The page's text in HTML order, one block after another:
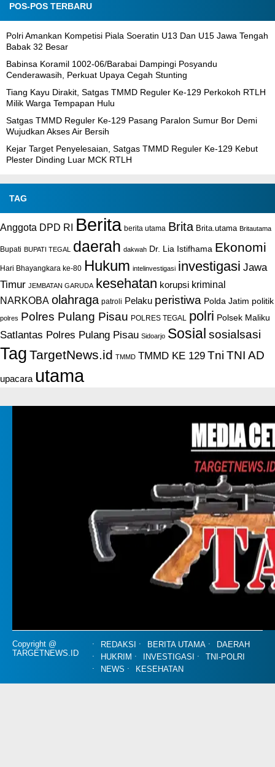
POS-POS TERBARU
Polri Amankan Kompetisi Piala Soeratin U13 Dan U15 Jawa Tengah
Babak 32 Besar
Babinsa Koramil 1002-06/Barabai Dampingi Posyandu
Cenderawasih, Perkuat Upaya Cegah Stunting
Tiang Kayu Dirakit, Satgas TMMD Reguler Ke-129 Perkokoh RTLH
Milik Warga Tempapan Hulu
Satgas TMMD Reguler Ke-129 Pasang Paralon Sumur Bor Demi
Wujudkan Akses Air Bersih
Kejar Target Penyelesaian, Satgas TMMD Reguler Ke-129 Kebut
Plester Dinding Luar MCK RTLH
TAG
Anggota DPD RI Berita berita utama Brita Brita.utama Britautama
Bupati BUPATI TEGAL daerah dakwah Dr. Lia Istifhama Ekonomi
Hari Bhayangkara ke-80 Hukum intelinvestigasi investigasi Jawa
Timur JEMBATAN GARUDA kesehatan korupsi kriminal
NARKOBA olahraga patroli Pelaku peristiwa Polda Jatim politik
polres Polres Pulang Pisau POLRES TEGAL polri Polsek Maliku
Satlantas Polres Pulang Pisau Sidoarjo Sosial sosialsasi
Tag TargetNews.id TMMD TMMD KE 129 Tni TNI AD
upacara utama
Copyright @
TARGETNEWS.ID
REDAKSI BERITA UTAMA
DAERAH
HUKRIM
INVESTIGASI
TNI-POLRI
NEWS
KESEHATAN